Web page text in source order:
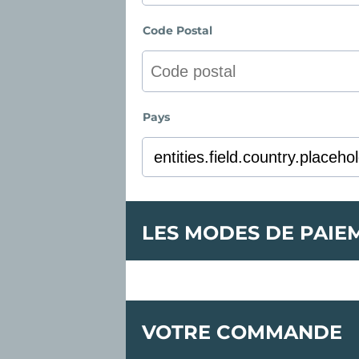
Code Postal
Pays
LES MODES DE
VOTRE COMMANDE